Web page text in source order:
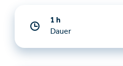
1 h
Dauer